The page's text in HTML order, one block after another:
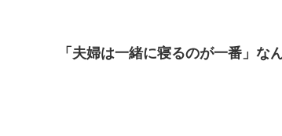
「夫婦は一緒に寝るのが一番」な